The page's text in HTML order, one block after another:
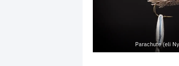
Parachute (eli